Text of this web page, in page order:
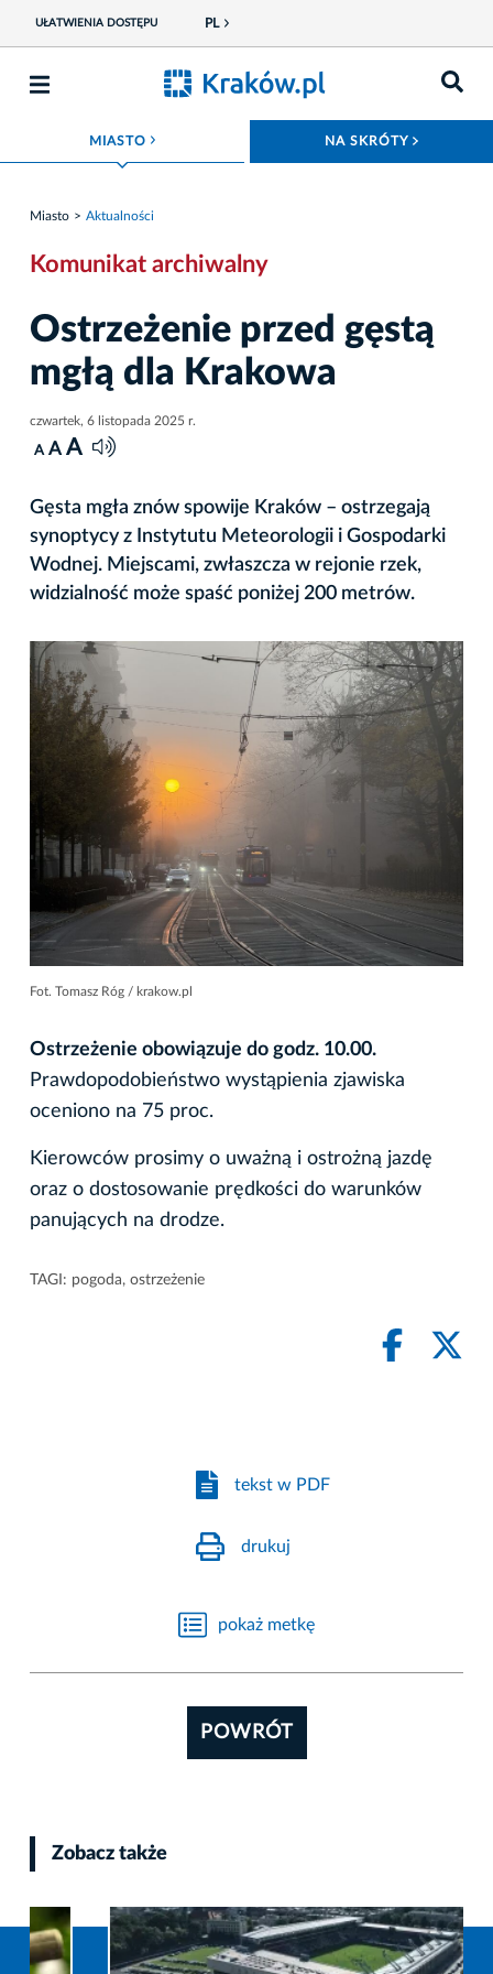
UŁATWIENIA DOSTĘPU PL
MIASTO ROZWIŃ MENU NA SKRÓTY
Miasto Aktualności
Komunikat archiwalny
Ostrzeżenie przed gęstą
mgłą dla Krakowa
czwartek, 6 listopada 2025 r.
A A A
Gęsta mgła znów spowije Kraków – ostrzegają
synoptycy z Instytutu Meteorologii i Gospodarki
Wodnej. Miejscami, zwłaszcza w rejonie rzek,
widzialność może spaść poniżej 200 metrów.
Fot. Tomasz Róg / krakow.pl
Ostrzeżenie obowiązuje do godz. 10.00.
Prawdopodobieństwo wystąpienia zjawiska
oceniono na 75 proc.
Kierowców prosimy o uważną i ostrożną jazdę
oraz o dostosowanie prędkości do warunków
panujących na drodze.
TAGI: pogoda, ostrzeżenie
tekst w PDF
drukuj
pokaż metkę
POWRÓT
Zobacz także